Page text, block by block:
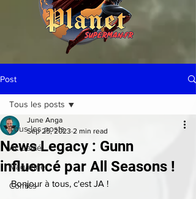
Post
Tous les posts
Actualité
Magazine
Comics
Tous les posts
News Legacy : Gunn
influencé par All Seasons !
June Anga
Sep 25, 2023 2 min read
Bonjour à tous, c'est JA !